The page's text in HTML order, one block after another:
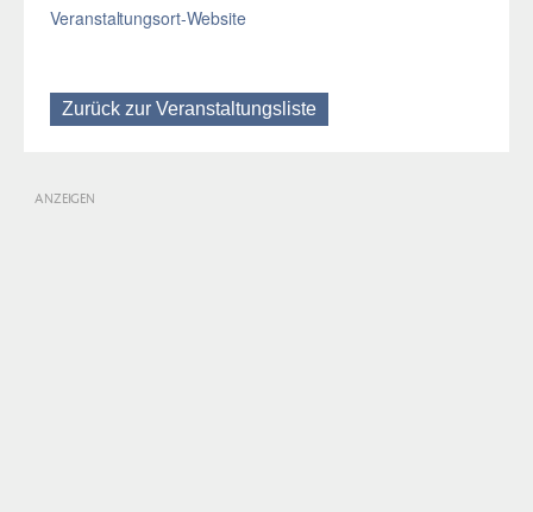
Veranstaltungsort-Website
Zurück zur Veranstaltungsliste
ANZEIGEN